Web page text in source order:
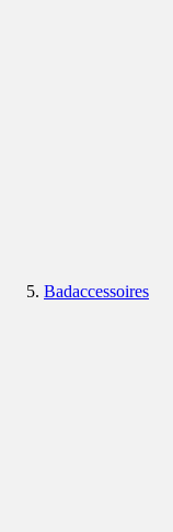
Badaccessoires